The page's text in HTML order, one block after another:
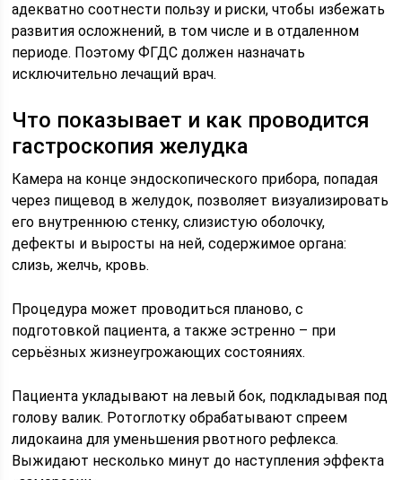
адекватно соотнести пользу и риски, чтобы избежать
развития осложнений, в том числе и в отдаленном
периоде. Поэтому ФГДС должен назначать
исключительно лечащий врач.
Что показывает и как проводится
гастроскопия желудка
Камера на конце эндоскопического прибора, попадая
через пищевод в желудок, позволяет визуализировать
его внутреннюю стенку, слизистую оболочку,
дефекты и выросты на ней, содержимое органа:
слизь, желчь, кровь.
Процедура может проводиться планово, с
подготовкой пациента, а также эстренно – при
серьёзных жизнеугрожающих состояниях.
Пациента укладывают на левый бок, подкладывая под
голову валик. Ротоглотку обрабатывают спреем
лидокаина для уменьшения рвотного рефлекса.
Выжидают несколько минут до наступления эффекта